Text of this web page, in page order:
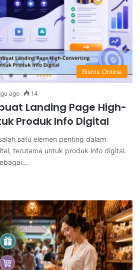
Bisnis Online
ago 14
Landing Page High-
Produk Info Digital
satu elemen penting dalam
terutama untuk produk info digital.